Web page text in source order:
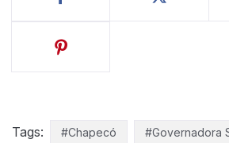
Tags: #Chapecó #Governadora